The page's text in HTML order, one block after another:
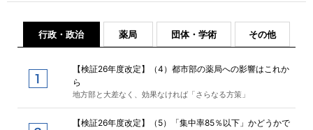
行政・政治 薬局 団体・学術 その他
【検証26年度改定】（4）都市部の薬局への影響はこれか
ら
地方部と大差なく、効果なければ「さらなる方策」
【検証26年度改定】（5）「集中率85％以下」かどうかで